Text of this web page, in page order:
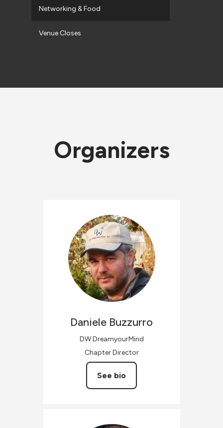
Networking & Food
Venue Closes
Organizers
Daniele Buzzurro
DW DreamyourMind
Chapter Director
See bio